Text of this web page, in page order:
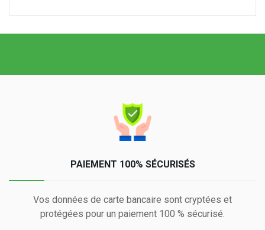
PAIEMENT 100% SÉCURISÉS
Vos données de carte bancaire sont cryptées et
protégées pour un paiement 100 % sécurisé.